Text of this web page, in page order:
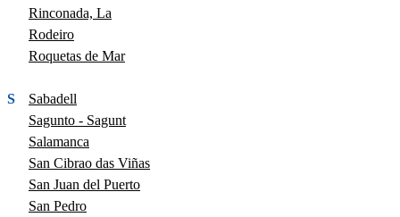
Rinconada, La
Rodeiro
Roquetas de Mar
S
Sabadell
Sagunto - Sagunt
Salamanca
San Cibrao das Viñas
San Juan del Puerto
San Pedro